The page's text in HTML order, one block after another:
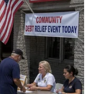
phát